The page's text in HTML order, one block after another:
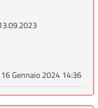
Gennaio 2024 14:36